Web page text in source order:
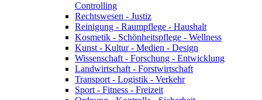
Controlling
Rechtswesen - Justiz
Reinigung - Raumpflege - Haushalt
Kosmetik - Schönheitspflege - Wellness
Kunst - Kultur - Medien - Design
Wissenschaft - Forschung - Entwicklung
Landwirtschaft - Forstwirtschaft
Transport - Logistik - Verkehr
Sport - Fitness - Freizeit